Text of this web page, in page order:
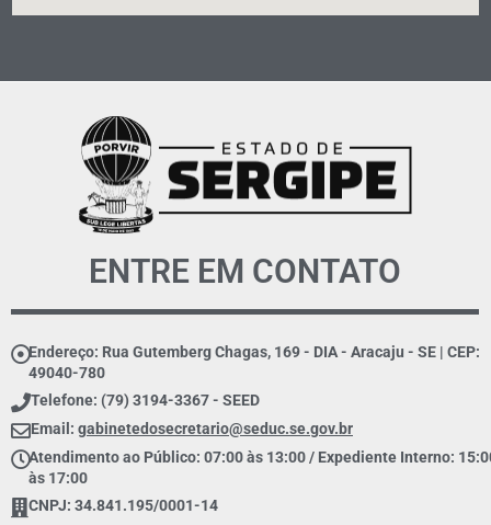
ENTRE EM CONTATO
Endereço: Rua Gutemberg Chagas, 169 - DIA - Aracaju - SE | CEP:
49040-780
Telefone: (79) 3194-3367 - SEED
Email: gabinetedosecretario@seduc.se.gov.br
Atendimento ao Público: 07:00 às 13:00 / Expediente Interno:
às 17:00
CNPJ: 34.841.195/0001-14